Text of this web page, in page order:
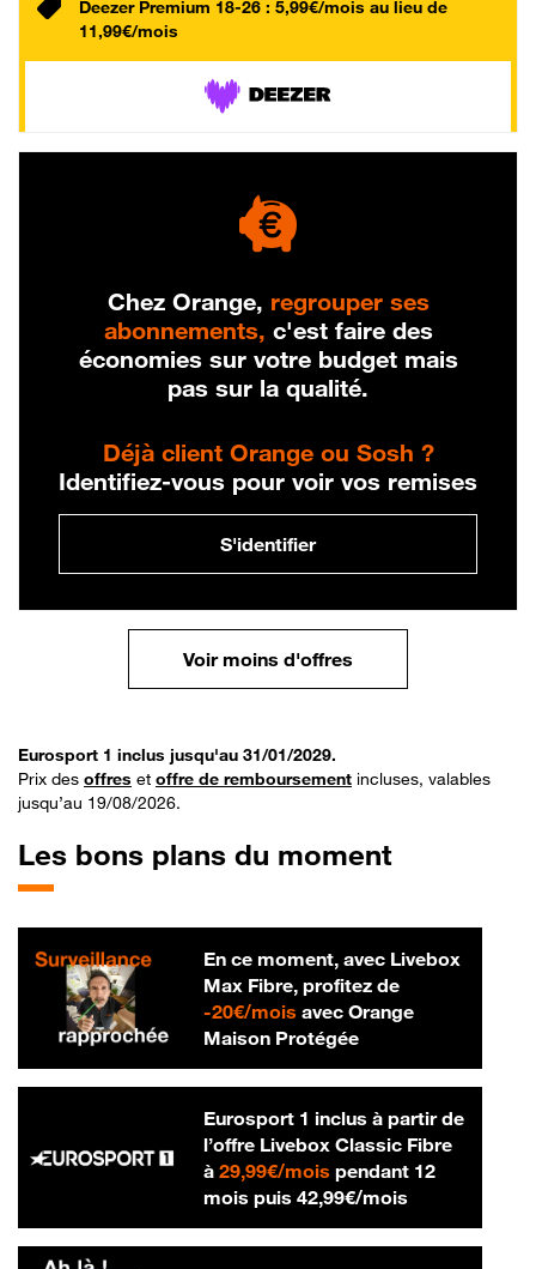
Deezer Premium 18-26 : 5,99€/mois au lieu de
11,99€/mois
Chez Orange, regrouper ses
abonnements, c'est faire des
économies sur votre budget mais
pas sur la qualité.
Déjà client Orange ou Sosh ?
Identifiez-vous pour voir vos remises
S'identifier
Voir moins d'offres
Eurosport 1 inclus jusqu'au 31/01/2029.
Prix des offres et offre de remboursement incluses, valables
jusqu’au 19/08/2026.
Les bons plans du moment
En ce moment, avec Livebox
Max Fibre, profitez de
-20€/mois20 € par mois
avec Orange
Maison Protégée
Eurosport 1 inclus à partir de
l’offre Livebox Classic Fibre
à 29,99€/mois29,99 € par mois
pendant 12
mois puis 42,99€/mois42,99 € par